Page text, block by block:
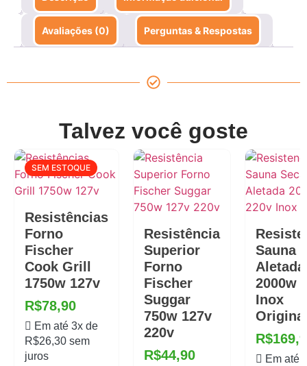
7x de R$ 29,34
com
juros
R$205,38
juros
R$
juros
10x deR$ 21,14
com
juros
R$
Avaliações (0) Perguntas & Respostas
Talvez você goste
SEM ESTOQUE
Resistências
Forno
Fischer
Cook Grill
1750w 127v
R$78,90
Em até 3x de
R$26,30 sem
juros
Resistência
Superior
Forno
Fischer
Suggar
750w 127v
220v
R$44,90
Sauna
Aletada
2000w
Inox
R$
Em até